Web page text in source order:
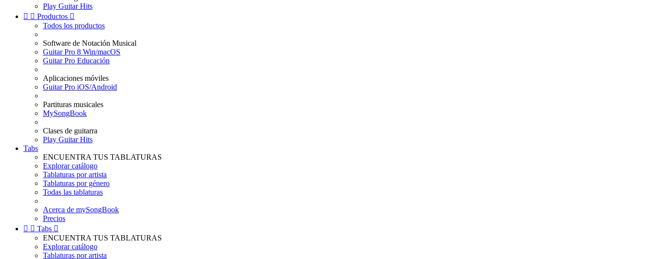
Play Guitar Hits
  Productos 
Todos los productos
Software de Notación Musical
Guitar Pro 8 Win/macOS
Guitar Pro Educación
Aplicaciones móviles
Guitar Pro iOS/Android
Partituras musicales
MySongBook
Clases de guitarra
Play Guitar Hits
Tabs
ENCUENTRA TUS TABLATURAS
Explorar catálogo
Tablaturas por artista
Tablaturas por género
Todas las tablaturas
Acerca de mySongBook
Precios
  Tabs 
ENCUENTRA TUS TABLATURAS
Explorar catálogo
Tablaturas por artista